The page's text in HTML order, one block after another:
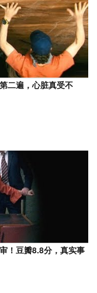
二遍，心脏真受不
！豆瓣8.8分，真实事